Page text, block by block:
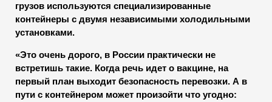
грузов используются специализированные
контейнеры с двумя независимыми холодильными
установками.
«Это очень дорого, в России практически не
встретишь такие. Когда речь идет о вакцине, на
первый план выходит безопасность перевозки. А в
пути с контейнером может произойти что угодно: